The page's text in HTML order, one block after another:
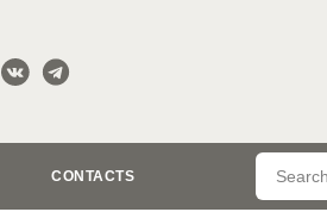
CONTACTS